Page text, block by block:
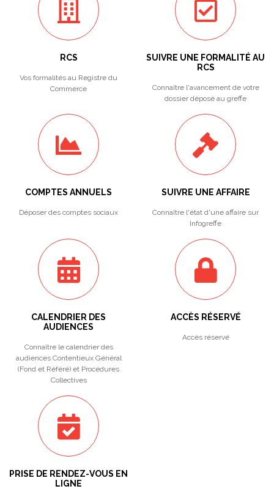
RCS
Vos formalités au Registre du
Commerce
SUIVRE UNE FORMALITÉ AU
RCS
Connaître l'avancement de votre
dossier déposé au greffe
COMPTES ANNUELS
Déposer des comptes sociaux
SUIVRE UNE AFFAIRE
Connaître l'état d'une affaire sur
Infogreffe
CALENDRIER DES
AUDIENCES
Connaître le calendrier des
audiences Contentieux Général
(Fond et Référé) et Procédures
Collectives
ACCÈS RÉSERVÉ
Accès réservé
PRISE DE RENDEZ-VOUS EN
LIGNE